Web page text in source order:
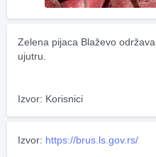
Zelena pijaca Blaževo
ujutru.
Izvor: Korisnici
Izvor: https://brus.ls.gov.rs/